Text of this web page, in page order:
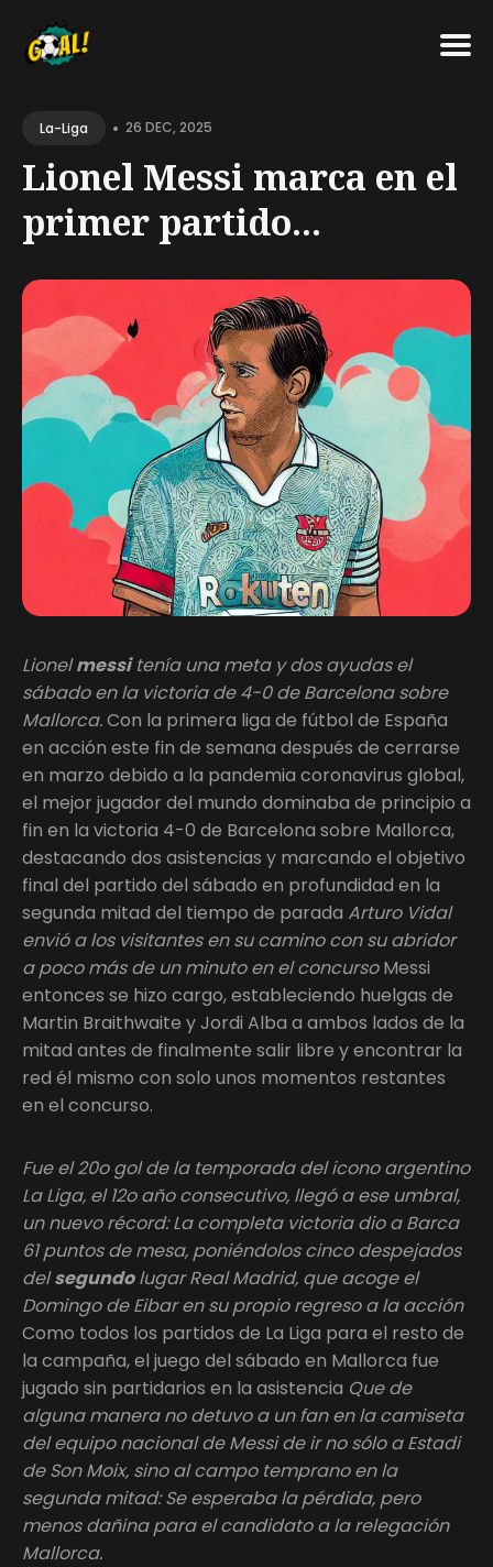
for
Blog
La-Liga • 26 DEC, 2025
Lionel Messi marca en el
primer partido...
Lionelmessitenía una meta y dos ayudas el
sábado en la victoria de 4-0 de Barcelona sobre
Mallorca.Con la primera liga de fútbol de España
en acción este fin de semana después de cerrarse
en marzo debido a la pandemia coronavirus global,
el mejor jugador del mundo dominaba de principio a
fin en la victoria 4-0 de Barcelona sobre Mallorca,
destacando dos asistencias y marcando el objetivo
final del partido del sábado en profundidad en la
segunda mitad del tiempo de parada Arturo Vidal
envió a los visitantes en su camino con su abridor
a poco más de un minuto en el concursoMessi
entonces se hizo cargo, estableciendo huelgas de
Martin Braithwaite y Jordi Alba a ambos lados de la
mitad antes de finalmente salir libre y encontrar la
red él mismo con solo unos momentos restantes
en el concurso.
Fue el 20o gol de la temporada del icono argentino
La Liga, el 12o año consecutivo, llegó a ese umbral,
un nuevo récord: La completa victoria dio a Barca
61 puntos de mesa, poniéndolos cinco despejados
delsegundolugar Real Madrid, que acoge el
Domingo de Eibar en su propio regreso a la acción
Como todos los partidos de La Liga para el resto de
la campaña, el juego del sábado en Mallorca fue
jugado sin partidarios en la asistencia Que de
alguna manera no detuvo a un fan en la camiseta
del equipo nacional de Messi de ir no sólo a Estadi
de Son Moix, sino al campo temprano en la
segunda mitad: Se esperaba la pérdida, pero
menos dañina para el candidato a la relegación
Mallorca.